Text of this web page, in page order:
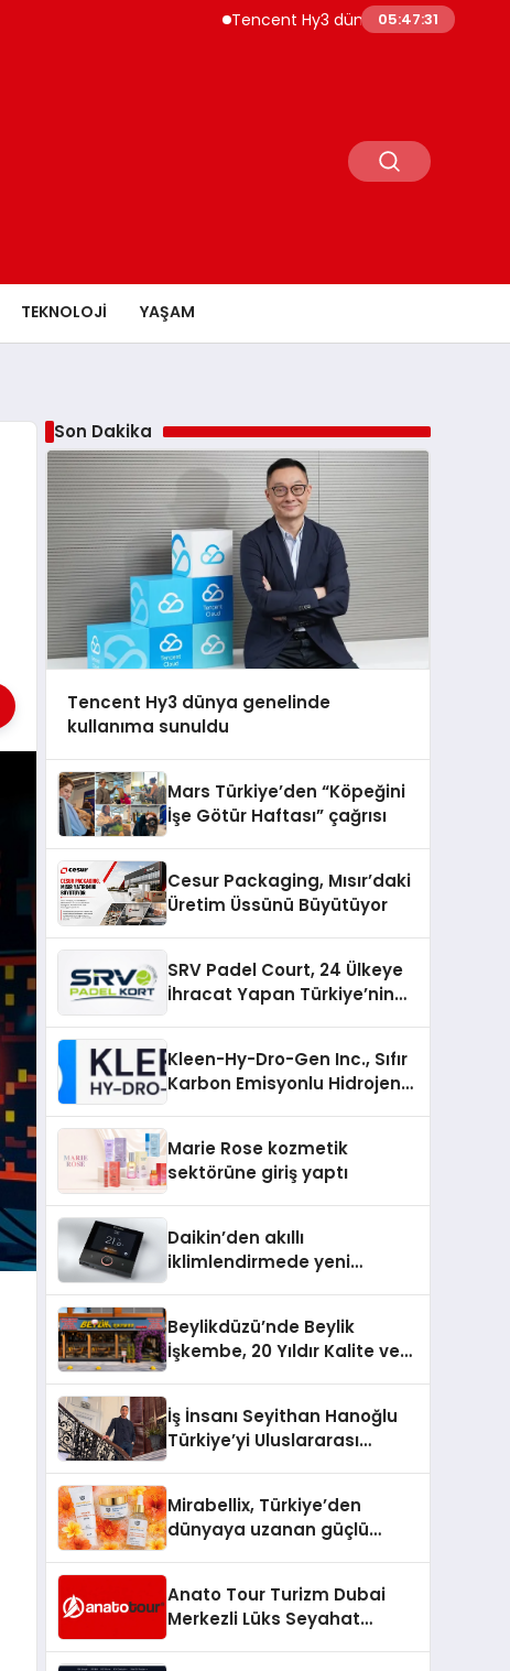
Tencent Hy3 dünya genelinde kullanıma
05:47:32
TEKNOLOJI YAŞAM
Son Dakika
Tencent Hy3 dünya genelinde
kullanıma sunuldu
Mars Türkiye’den “Köpeğini
İşe Götür Haftası” çağrısı
Cesur Packaging, Mısır’daki
Üretim Üssünü Büyütüyor
SRV Padel Court, 24 Ülkeye
İhracat Yapan Türkiye’nin
Kleen-Hy-Dro-Gen Inc., Sıfır
Karbon Emisyonlu Hidrojen
Aldı
Marie Rose kozmetik
sektörüne giriş yaptı
Daikin’den akıllı
iklimlendirmede yeni
Beylikdüzü’nde Beylik
İşkembe, 20 Yıldır Kalite ve
İş İnsanı Seyithan Hanoğlu
Türkiye’yi Uluslararası
Mirabellix, Türkiye’den
dünyaya uzanan güçlü
Anato Tour Turizm Dubai
Merkezli Lüks Seyahat